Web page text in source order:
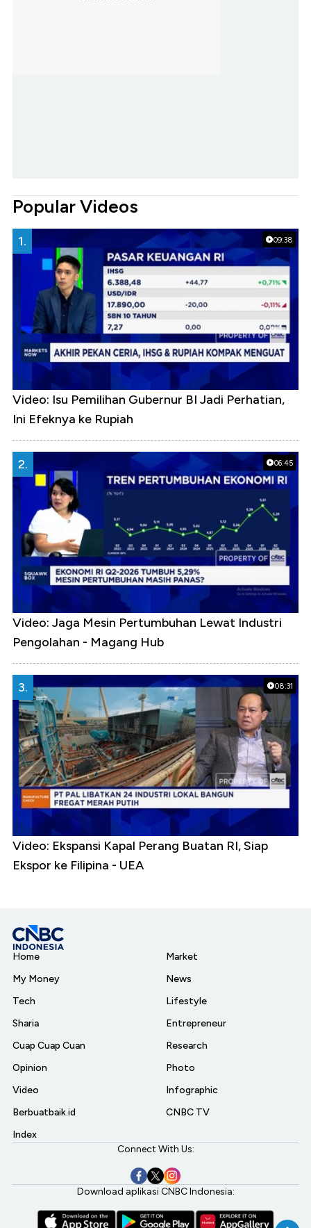
Popular Videos
09:38
1.
Video: Isu Pemilihan Gubernur BI Jadi Perhatian,
Ini Efeknya ke Rupiah
06:45
2.
Video: Jaga Mesin Pertumbuhan Lewat Industri
Pengolahan - Magang Hub
08:31
3.
Video: Ekspansi Kapal Perang Buatan RI, Siap
Ekspor ke Filipina - UEA
Home
My Money
Tech
Sharia
Cuap Cuap Cuan
Opinion
Video
Berbuatbaik.id
Index
Market
News
Lifestyle
Entrepreneur
Research
Photo
Infographic
CNBC TV
Connect With Us:
Download aplikasi CNBC Indonesia: